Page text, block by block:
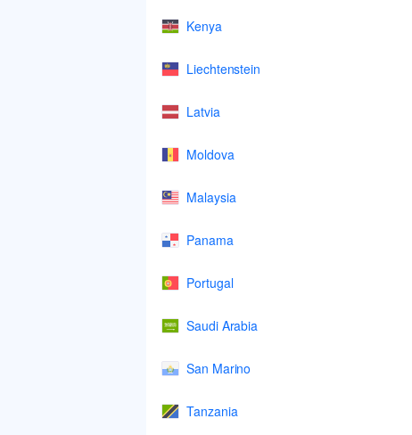
Kenya
Liechtenstein
Latvia
Moldova
Malaysia
Panama
Portugal
Saudi Arabia
San Marino
Tanzania